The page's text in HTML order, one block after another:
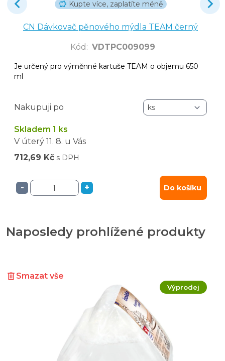
Kupte více, zaplatíte méně
CN Dávkovač pěnového mýdla TEAM černý
Kód : VDTPC009099
Je určený pro výměnné kartuše TEAM o objemu 650
ml
Nakupuji po
Skladem 1 ks
V úterý 11. 8. u Vás
712,69 Kč s DPH
- + Do košíku
Naposledy prohlížené produkty
Smazat vše
Výprodej